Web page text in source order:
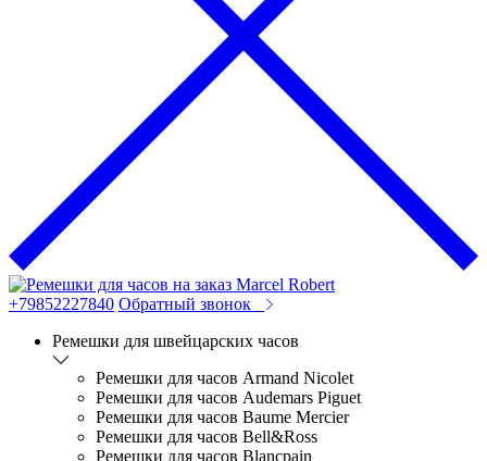
+79852227840 Обратный звонок
Ремешки для швейцарских часов
Ремешки для часов Armand Nicolet
Ремешки для часов Audemars Piguet
Ремешки для часов Baume Mercier
Ремешки для часов Bell&Ross
Ремешки для часов Blancpain